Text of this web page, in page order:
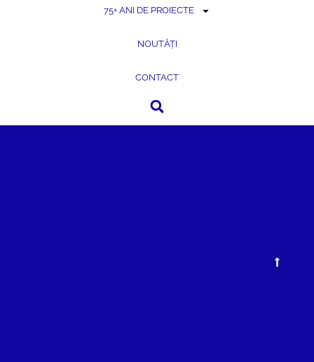
75+ ANI DE PROIECTE
NOUTĂȚI
CONTACT